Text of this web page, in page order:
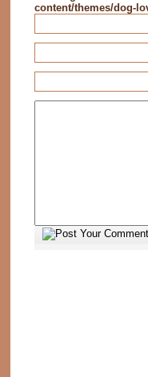
content/themes/dog-